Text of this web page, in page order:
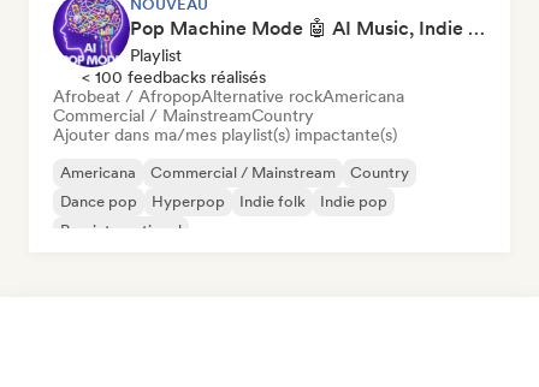
NOUVEAU
Pop Machine Mode 🤖 AI Music, Indie Pop & Dream Pop
Playlist
< 100 feedbacks réalisés
Afrobeat / AfropopAlternative rockAmericana
Commercial / MainstreamCountry
Ajouter dans ma/mes playlist(s) impactante(s)
Americana Commercial / Mainstream
Country
Dance pop
Hyperpop Indie folk
Indie pop
Pop international